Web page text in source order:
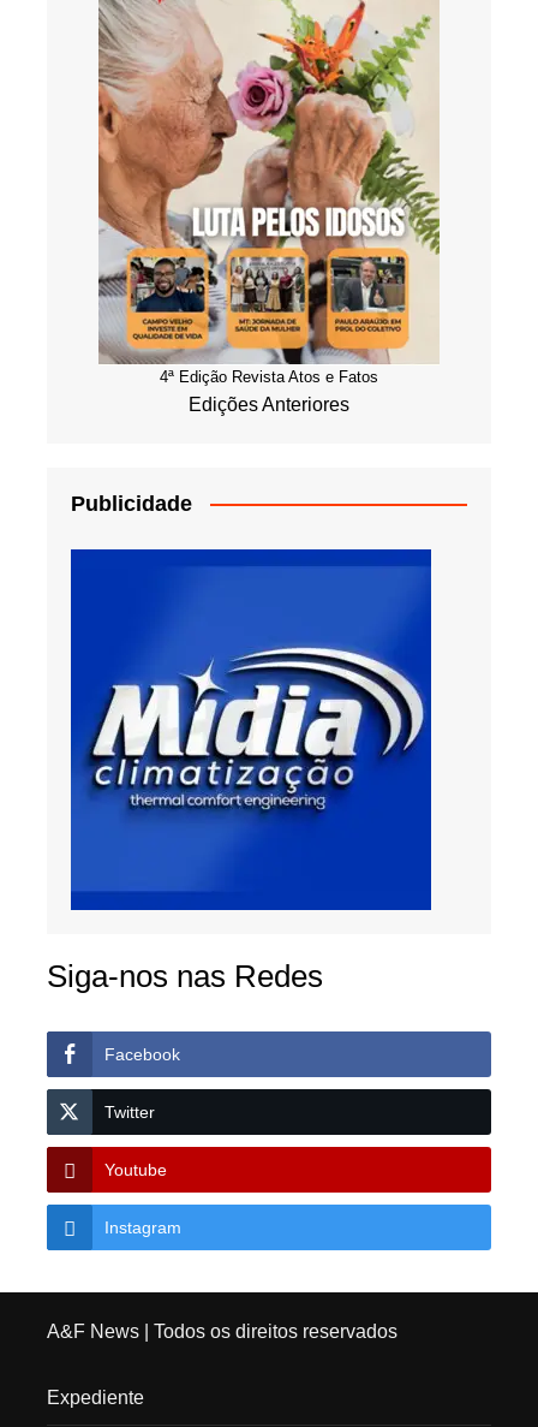
4ª Edição Revista Atos e Fatos
Edições Anteriores
Publicidade
Siga-nos nas Redes
Facebook
Twitter
Youtube
Instagram
A&F News| Todos os direitos reservados
Expediente